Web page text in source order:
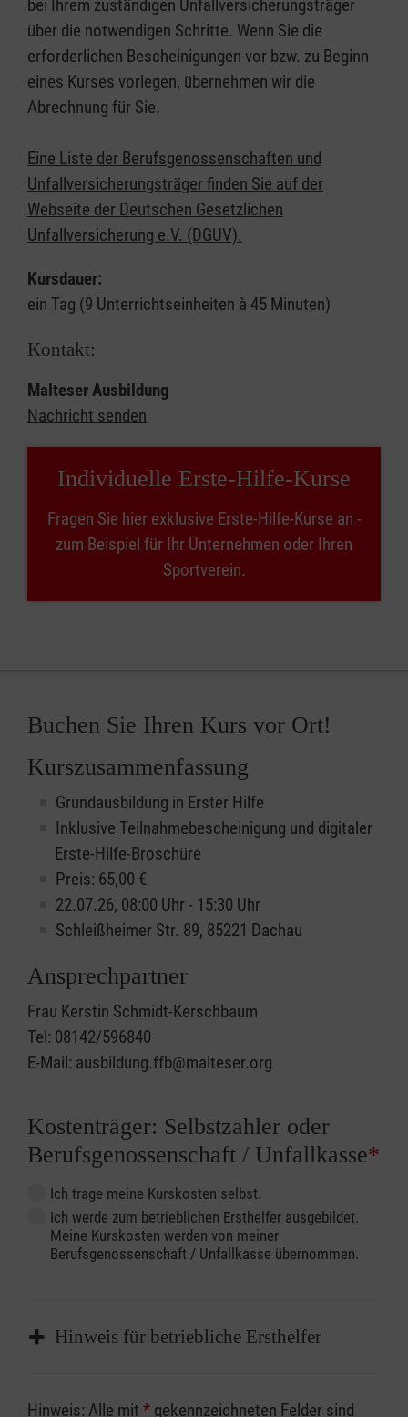
bei Ihrem zuständigen Unfallversicherungsträger
über die notwendigen Schritte. Wenn Sie die
erforderlichen Bescheinigungen vor bzw. zu Beginn
eines Kurses vorlegen, übernehmen wir die
Abrechnung für Sie.
Eine Liste der Berufsgenossenschaften und
Unfallversicherungsträger finden Sie auf der
Webseite der Deutschen Gesetzlichen
Unfallversicherung e.V. (DGUV).
Kursdauer:
ein Tag (9 Unterrichtseinheiten à 45 Minuten)
Kontakt:
Malteser Ausbildung
Nachricht senden
Individuelle Erste-Hilfe-Kurse
Fragen Sie hier exklusive Erste-Hilfe-Kurse an -
zum Beispiel für Ihr Unternehmen oder Ihren
Sportverein.
Buchen Sie Ihren Kurs vor Ort!
Kurszusammenfassung
Grundausbildung in Erster Hilfe
Inklusive Teilnahmebescheinigung und digitaler
Erste-Hilfe-Broschüre
Preis: 65,00 €
22.07.26, 08:00 Uhr - 15:30 Uhr
Schleißheimer Str. 89, 85221 Dachau
Ansprechpartner
Frau Kerstin Schmidt-Kerschbaum
Tel: 08142/596840
E-Mail: ausbildung.ffb@malteser.org
Kostenträger: Selbstzahler oder
Berufsgenossenschaft / Unfallkasse*
Ich trage meine Kurskosten selbst.
Ich werde zum betrieblichen Ersthelfer ausgebildet.
Meine Kurskosten werden von meiner
Berufsgenossenschaft / Unfallkasse übernommen.
Hinweis für betriebliche Ersthelfer
Sofern Sie ein Kostenübernahmeverfahren
Hinweis: Alle mit * gekennzeichneten Felder sind